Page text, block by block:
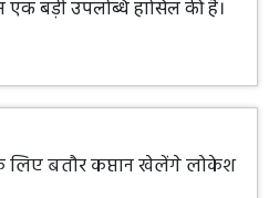
ने वेस्टइंडीज के खिलाफ दूसरे वनडे